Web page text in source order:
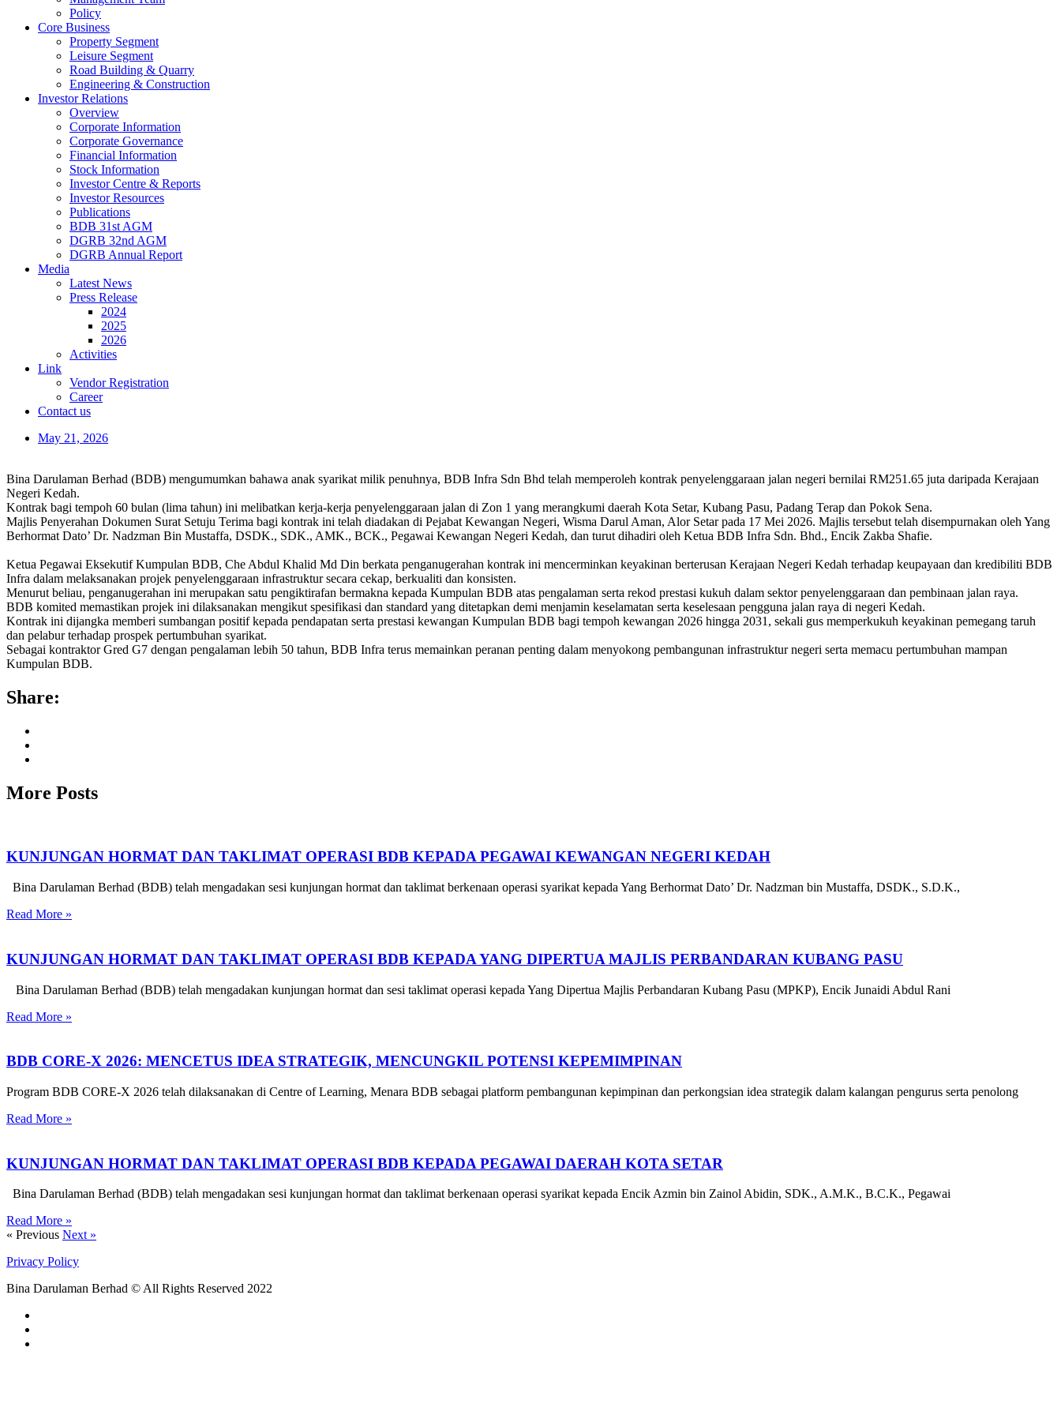
Policy
Core Business
Property Segment
Leisure Segment
Road Building & Quarry
Engineering & Construction
Investor Relations
Overview
Corporate Information
Corporate Governance
Financial Information
Stock Information
Investor Centre & Reports
Investor Resources
Publications
BDB 31st AGM
DGRB 32nd AGM
DGRB Annual Report
Media
Latest News
Press Release
2024
2025
2026
Activities
Link
Vendor Registration
Career
Contact us
May 21, 2026
Bina Darulaman Berhad (BDB) mengumumkan bahawa anak syarikat milik penuhnya, BDB Infra Sdn Bhd telah memperoleh kontrak penyelenggaraan jalan negeri bernilai RM251.65 juta daripada Kerajaan
Negeri Kedah.
Kontrak bagi tempoh 60 bulan (lima tahun) ini melibatkan kerja-kerja penyelenggaraan jalan di Zon 1 yang merangkumi daerah Kota Setar, Kubang Pasu, Padang Terap dan Pokok Sena.
Majlis Penyerahan Dokumen Surat Setuju Terima bagi kontrak ini telah diadakan di Pejabat Kewangan Negeri, Wisma Darul Aman, Alor Setar pada 17 Mei 2026. Majlis tersebut telah disempurnakan oleh Yang
Berhormat Dato’ Dr. Nadzman Bin Mustaffa, DSDK., SDK., AMK., BCK., Pegawai Kewangan Negeri Kedah, dan turut dihadiri oleh Ketua BDB Infra Sdn. Bhd., Encik Zakba Shafie.
Ketua Pegawai Eksekutif Kumpulan BDB, Che Abdul Khalid Md Din berkata penganugerahan kontrak ini mencerminkan keyakinan berterusan Kerajaan Negeri Kedah terhadap keupayaan dan kredibiliti BDB
Infra dalam melaksanakan projek penyelenggaraan infrastruktur secara cekap, berkualiti dan konsisten.
Menurut beliau, penganugerahan ini merupakan satu pengiktirafan bermakna kepada Kumpulan BDB atas pengalaman serta rekod prestasi kukuh dalam sektor penyelenggaraan dan pembinaan jalan raya.
BDB komited memastikan projek ini dilaksanakan mengikut spesifikasi dan standard yang ditetapkan demi menjamin keselamatan serta keselesaan pengguna jalan raya di negeri Kedah.
Kontrak ini dijangka memberi sumbangan positif kepada pendapatan serta prestasi kewangan Kumpulan BDB bagi tempoh kewangan 2026 hingga 2031, sekali gus memperkukuh keyakinan pemegang taruh
dan pelabur terhadap prospek pertumbuhan syarikat.
Sebagai kontraktor Gred G7 dengan pengalaman lebih 50 tahun, BDB Infra terus memainkan peranan penting dalam menyokong pembangunan infrastruktur negeri serta memacu pertumbuhan mampan
Kumpulan BDB.
Share:
More Posts
KUNJUNGAN HORMAT DAN TAKLIMAT OPERASI BDB KEPADA PEGAWAI KEWANGAN NEGERI KEDAH
Bina Darulaman Berhad (BDB) telah mengadakan sesi kunjungan hormat dan taklimat berkenaan operasi syarikat kepada Yang Berhormat Dato’ Dr. Nadzman bin Mustaffa, DSDK., S.D.K.,
Read More »
KUNJUNGAN HORMAT DAN TAKLIMAT OPERASI BDB KEPADA YANG DIPERTUA MAJLIS PERBANDARAN KUBANG PASU
Bina Darulaman Berhad (BDB) telah mengadakan kunjungan hormat dan sesi taklimat operasi kepada Yang Dipertua Majlis Perbandaran Kubang Pasu (MPKP), Encik Junaidi Abdul Rani
Read More »
BDB CORE-X 2026: MENCETUS IDEA STRATEGIK, MENCUNGKIL POTENSI KEPEMIMPINAN
Program BDB CORE-X 2026 telah dilaksanakan di Centre of Learning, Menara BDB sebagai platform pembangunan kepimpinan dan perkongsian idea strategik dalam kalangan pengurus serta penolong
Read More »
KUNJUNGAN HORMAT DAN TAKLIMAT OPERASI BDB KEPADA PEGAWAI DAERAH KOTA SETAR
Bina Darulaman Berhad (BDB) telah mengadakan sesi kunjungan hormat dan taklimat berkenaan operasi syarikat kepada Encik Azmin bin Zainol Abidin, SDK., A.M.K., B.C.K., Pegawai
Read More »
« Previous Next »
Privacy Policy
Bina Darulaman Berhad © All Rights Reserved 2022